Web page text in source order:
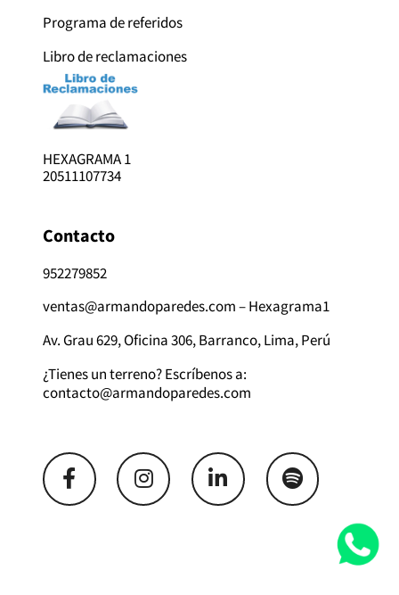
Programa de referidos
Libro de reclamaciones
HEXAGRAMA 1
20511107734
Contacto
952279852
ventas@armandoparedes.com – Hexagrama1
Av. Grau 629, Oficina 306, Barranco, Lima, Perú
¿Tienes un terreno? Escríbenos a:
contacto@armandoparedes.com